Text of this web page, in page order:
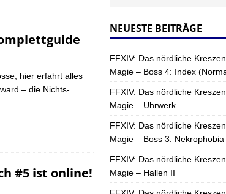
Boss 4: Index (Normal)
hier erfahrt alles
– die Nichts-
#5 ist online!
NEUESTE BEITRÄGE
FFXIV: Das nördliche
Magie – Boss 4: Index
FFXIV: Das nördliche
Magie – Uhrwerk
FFXIV: Das nördliche
Magie – Boss 3:
FFXIV: Das nördliche
Magie – Hallen II